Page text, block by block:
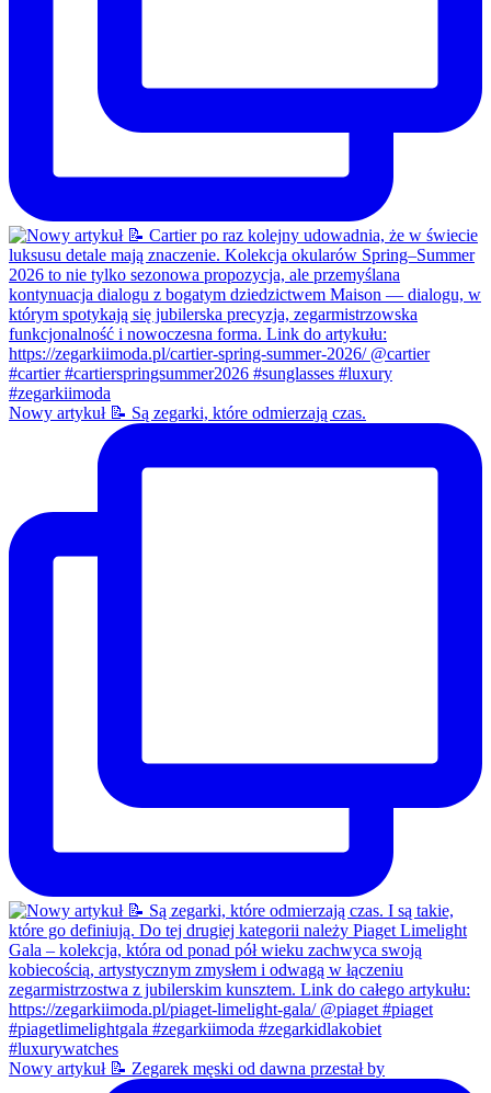
Nowy artykuł 📝 Są zegarki, które odmierzają czas.
Nowy artykuł 📝 Zegarek męski od dawna przestał by